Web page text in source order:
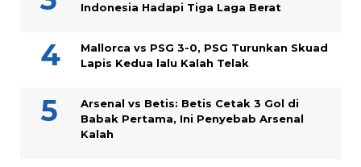
Indonesia Hadapi Tiga Laga Berat
Mallorca vs PSG 3-0, PSG Turunkan Skuad
Lapis Kedua lalu Kalah Telak
Arsenal vs Betis: Betis Cetak 3 Gol di
Babak Pertama, Ini Penyebab Arsenal
Kalah